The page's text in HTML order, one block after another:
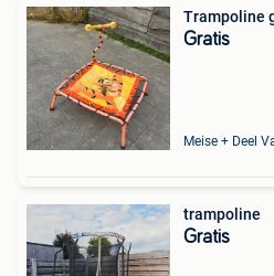
Trampoline
Gratis
Meise + Deel
trampoline
Gratis